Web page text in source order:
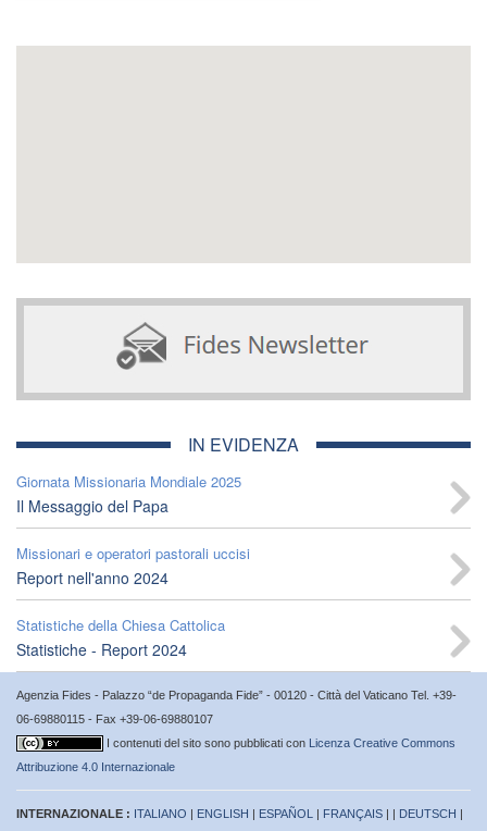
IN EVIDENZA
Giornata Missionaria Mondiale 2025
Il Messaggio del Papa
Missionari e operatori pastorali uccisi
Report nell'anno 2024
Statistiche della Chiesa Cattolica
Statistiche - Report 2024
Agenzia Fides - Palazzo “de Propaganda Fide” - 00120 - Città del Vaticano Tel. +39-
06-69880115 - Fax +39-06-69880107
I contenuti del sito sono pubblicati con Licenza Creative Commons
Attribuzione 4.0 Internazionale
INTERNAZIONALE : ITALIANO | ENGLISH | ESPAÑOL | FRANÇAIS | | DEUTSCH |